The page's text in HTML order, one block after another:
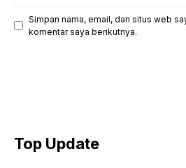
Simpan nama, email, dan situs web
komentar saya berikutnya.
Top Update